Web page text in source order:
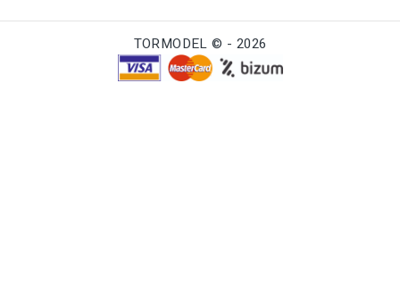
TORMODEL © - 2026